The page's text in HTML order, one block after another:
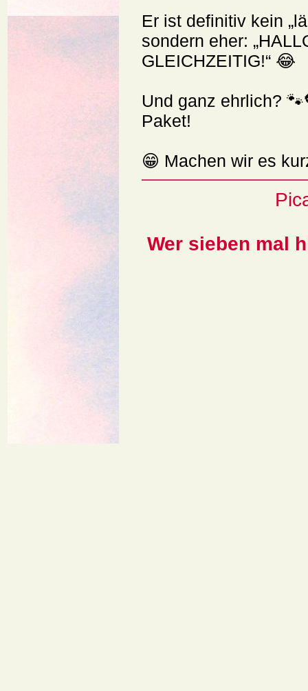
Er ist definitiv kein
sondern eher:
GLEICHZEITIG!“ 😂
Und ganz ehrlich?
Paket!
😁 Machen wir es
Wer sieben mal